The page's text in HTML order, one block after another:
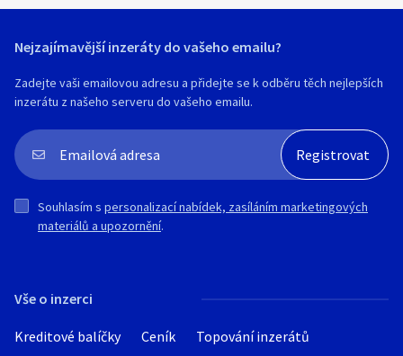
Vše o inzerci
Kreditové balíčky Ceník
Topování inzerátů
Nejzajímavější inzeráty do vašeho emailu?
Zadejte vaši emailovou adresu a přidejte se k odběru těch nejlepších
inzerátu z našeho serveru do vašeho emailu.
Souhlasím s personalizací nabídek, zasíláním marketingových
materiálů a upozornění.